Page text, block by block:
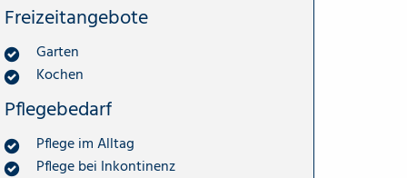
Freizeitangebote
Garten
Kochen
Pflegebedarf
Pflege im Alltag
Pflege bei Inkontinenz